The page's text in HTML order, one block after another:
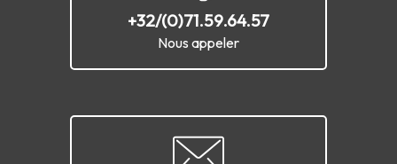
+32/(0)71.59.64.57
Nous appeler